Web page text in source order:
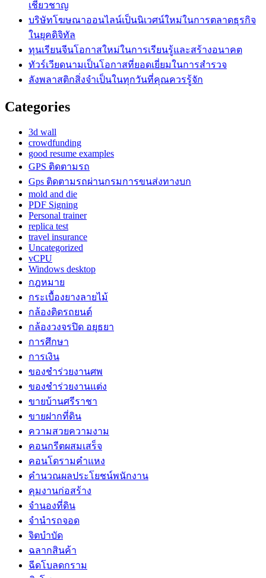
เชี่ยวชาญ
บริษัทโฆษณาออนไลน์เป็นนิเวศน์ใหม่ในการตลาดธุรกิจ
ในยุคดิจิทัล
ทุนเรียนจีนโอกาสใหม่ในการเรียนรู้และสร้างอนาคต
ทัวร์เวียดนามเป็นโอกาสที่ยอดเยี่ยมในการสำรวจ
ลังพลาสติกสิ่งจำเป็นในทุกวันที่คุณควรรู้จัก
Categories
3d wall
crowdfunding
good resume examples
GPS ติดตามรถ
Gps ติดตามรถผ่านกรมการขนส่งทางบก
mold and die
PDF Signing
Personal trainer
replica test
travel insurance
Uncategorized
vCPU
Windows desktop
กฎหมาย
กระเบื้องยางลายไม้
กล้องติดรถยนต์
กล้องวงจรปิด อยุธยา
การศึกษา
การเงิน
ของชำร่วยงานศพ
ของชำร่วยงานแต่ง
ขายบ้านศรีราชา
ขายฝากที่ดิน
ความสวยความงาม
คอนกรีตผสมเสร็จ
คอนโดรามคำแหง
คำนวณผลประโยชน์พนักงาน
คุมงานก่อสร้าง
จำนองที่ดิน
จำนำรถจอด
จิตบำบัด
ฉลากสินค้า
ฉีดโบลดกราม